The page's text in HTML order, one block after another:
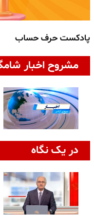
پادکست حرف حساب
مشروح اخبار
در یک نگاه